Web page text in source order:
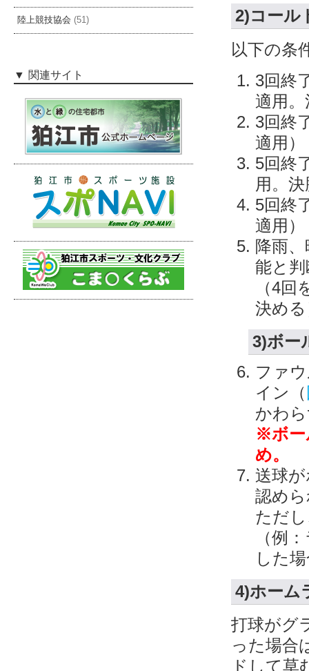
2)コール
以下の条
3回終
適用
3回終
適用）
5回終
用。
5回終
適用）
降雨
能と
（4
決め
3)ボー
ファ
イン（
かわ
※ボー
め。
送球
認め
ただ
（例
した
4)ホーム
打球がグ
った場合
ドして草
陸上競技協会 (51)
関連サイト